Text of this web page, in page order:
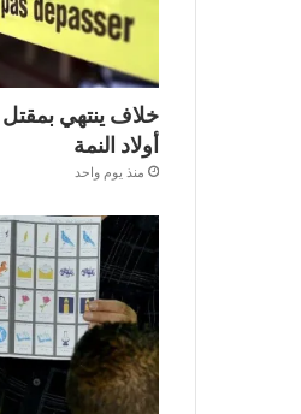
خلاف ينتهي
أولاد النمة
منذ يوم واحد